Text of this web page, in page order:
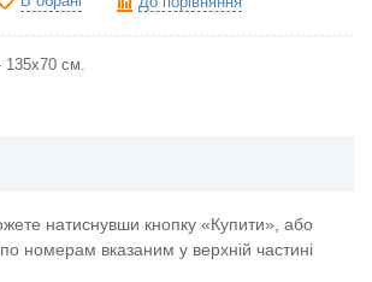
135х70 см.
натиснувши кнопку «Купити», або
номерам вказаним у верхній частині